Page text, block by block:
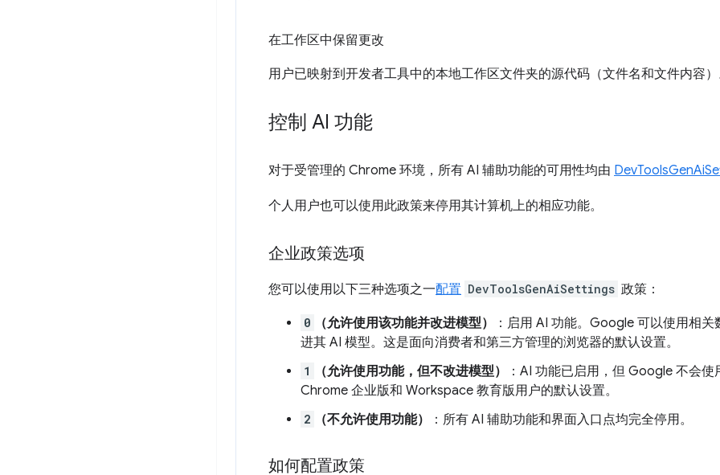
在工作区中保留更改
用户已映射到开发者工具中的本地工作区文件夹的源代码（文件名和文件内容
控制 AI 功能
对于受管理的 Chrome 环境，所有 AI 辅助功能的可用性均由
个人用户也可以使用此政策来停用其计算机上的相应功能。
企业政策选项
您可以使用以下三种选项之一配置 DevToolsGenAiSettings 政策：
0 （允许使用该功能并改进模型）
：启用 AI 功能。Google 可以使用相
进其 AI 模型。这是面向消费者和第三方管理的浏览器的默认设置。
1 （允许使用功能，但不改进模型）
：AI 功能已启用，但 Google 不会
Chrome 企业版和 Workspace 教育版用户的默认设置。
2 （不允许使用功能） ：所有 AI 辅助功能和界面入口点均完全停用。
如何配置政策